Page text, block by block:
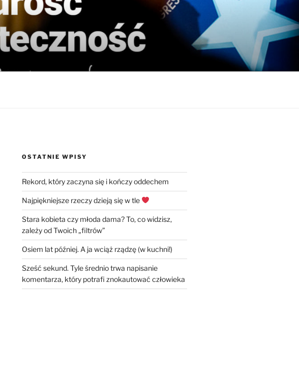
OSTATNIE WPISY
Rekord, który zaczyna się i kończy oddechem
Najpiękniejsze rzeczy dzieją się w tle
Stara kobieta czy młoda dama? To, co widzisz,
zależy od Twoich „filtrów”
Osiem lat później. A ja wciąż rządzę (w kuchni!)
Sześć sekund. Tyle średnio trwa napisanie
komentarza, który potrafi znokautować człowieka